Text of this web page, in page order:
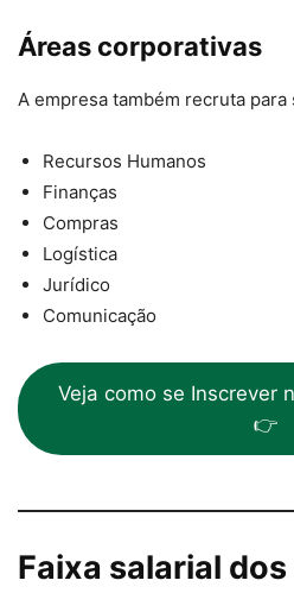
Áreas corporativas
A empresa também recruta
Recursos Humanos
Finanças
Compras
Logística
Jurídico
Comunicação
Veja como se Inscrever
👉
Faixa salarial